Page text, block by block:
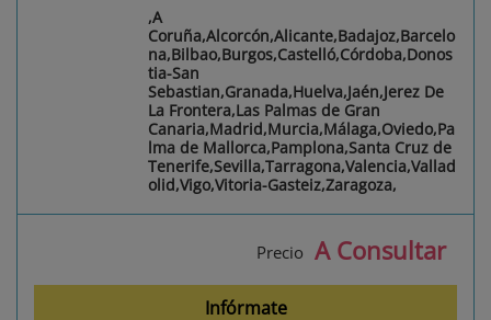
,A
Coruña,Alcorcón,Alicante,Badajoz,Barcelo
na,Bilbao,Burgos,Castelló,Córdoba,Donos
tia-San
Sebastian,Granada,Huelva,Jaén,Jerez De
La Frontera,Las Palmas de Gran
Canaria,Madrid,Murcia,Málaga,Oviedo,Pa
lma de Mallorca,Pamplona,Santa Cruz de
Tenerife,Sevilla,Tarragona,Valencia,Vallad
olid,Vigo,Vitoria-Gasteiz,Zaragoza,
Precio A Consultar
Infórmate